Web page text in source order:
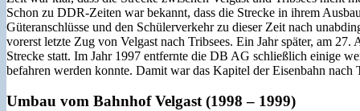
Schon zu DDR-Zeiten war bekannt, dass die Strecke in ihrem
Güteranschlüsse und den Schülerverkehr zu dieser Zeit nach
vorerst letzte Zug von Velgast nach Tribsees. Ein Jahr später, am
Strecke statt. Im Jahr 1997 entfernte die DB AG schließlich einige
befahren werden konnte. Damit war das Kapitel der Eisenbahn nach
Umbau vom Bahnhof Velgast (1998 – 1999)